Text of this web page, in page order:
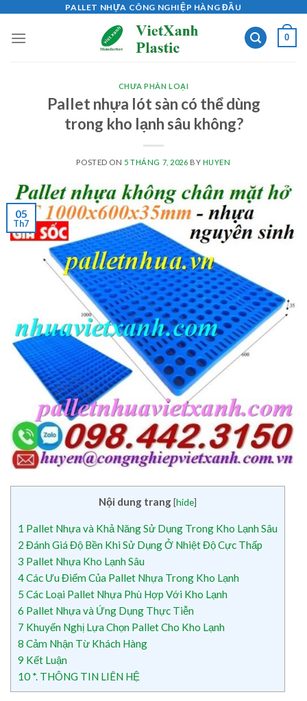
content
PALLET NHỰA CÔNG NGHIỆP HÀNG ĐẦU
0
CHƯA PHÂN LOẠI
Pallet nhựa lót sàn có thể dùng
trong kho lạnh sâu không?
POSTED ON 5 THÁNG 7, 2026 BY HUYEN
05
Th7
Nội dung trang[hide]
1 Pallet Nhựa và Khả Năng Sử Dụng Trong Kho Lạnh Sâu
2 Đánh Giá Độ Bền Khi Sử Dụng Ở Nhiệt Độ Cực Thấp
3 Pallet Nhựa Kho Lạnh Sâu
4Các Ưu Điểm Của Pallet Nhựa Trong Kho Lạnh
5 Các Loại Pallet Nhựa Phù Hợp Với Kho Lạnh
6 Pallet Nhựa và Ứng Dụng Thực Tiễn
7 Khuyến Nghị Lựa Chọn Pallet Cho Kho Lạnh
8 Cảm Nhận Từ Khách Hàng
9 Kết Luận
10 *. THÔNG TIN LIÊN HỆ